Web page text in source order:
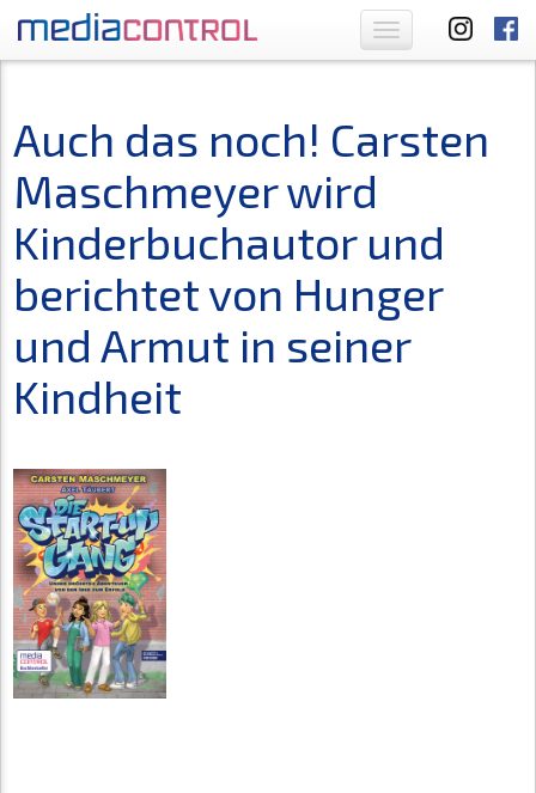
Toggle
navigation
Auch das noch! Carsten
Maschmeyer wird
Kinderbuchautor und
berichtet von Hunger
und Armut in seiner
Kindheit